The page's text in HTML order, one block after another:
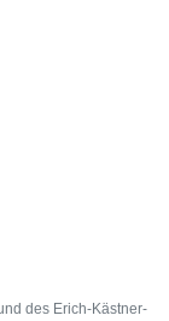
des Erich-Kästner-